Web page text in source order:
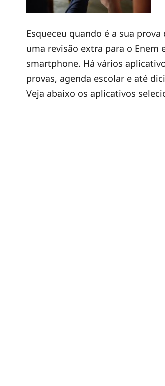
Esqueceu quando é a sua
uma revisão extra para o Enem
smartphone. Há vários
provas, agenda escolar e até
Veja abaixo os aplicativos